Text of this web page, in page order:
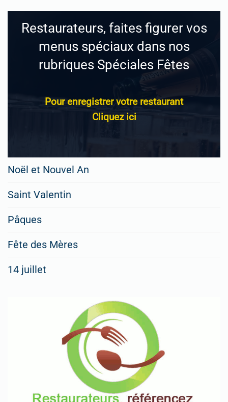
Restaurateurs, faites figurer vos
menus spéciaux dans nos
rubriques Spéciales Fêtes
Pour enregistrer votre restaurant
Cliquez ici
Noël et Nouvel An
Saint Valentin
Pâques
Fête des Mères
14 juillet